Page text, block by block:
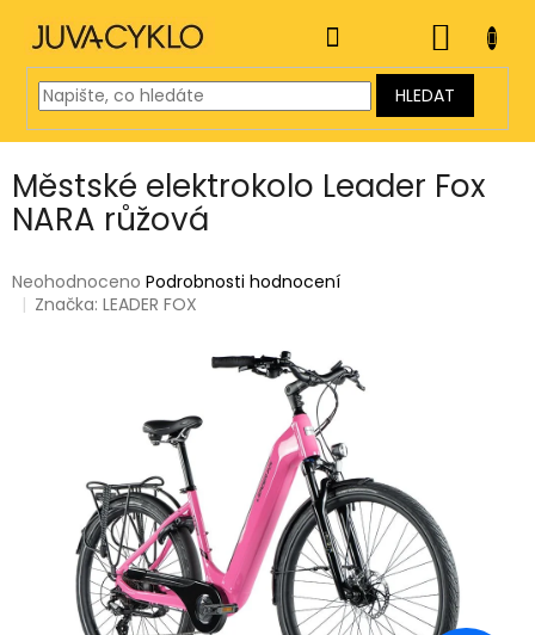
obsah
HLEDAT
KOŠÍK
Městské elektrokolo Leader Fox
NARA růžová
Průměrné
hodnocení
Neohodnoceno Podrobnosti hodnocení
Značka:LEADER FOX